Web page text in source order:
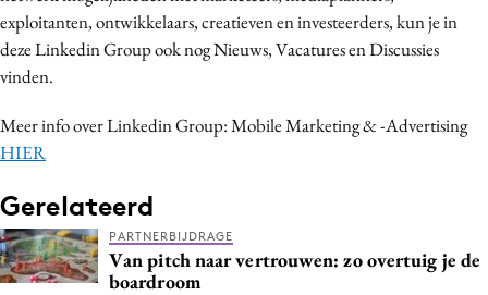
Effectiviteit
Gedragsverandering
Influencer marketing
Interne communicatie
Martech
Merkstrategie
PR
Programmatic
exploitanten, ontwikkelaars, creatieven en investeerders, kun je in
deze Linkedin Group ook nog Nieuws, Vacatures en Discussies
vinden.
Meer info over Linkedin Group: Mobile Marketing & -Advertising
HIER
Gerelateerd
PARTNERBIJDRAGE
Van pitch naar vertrouwen: zo overtuig je de
boardroom